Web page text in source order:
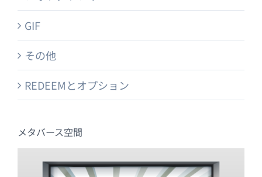
GIF
その他
REDEEMとオプション
メタバース空間